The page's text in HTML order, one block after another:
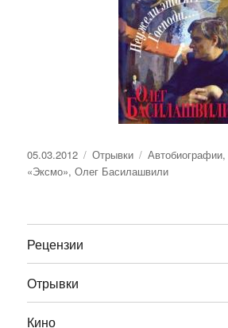
Опубликовано
05.03.2012 Рубрики
Отрывки Метки
Автобиографии,
«Эксмо»,Олег Басилашвили
Рецензии
Отрывки
Кино